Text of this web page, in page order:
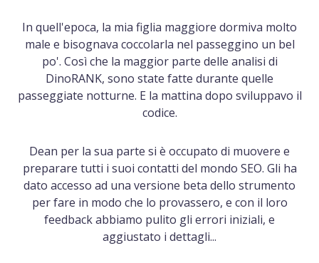
In quell'epoca, la mia figlia maggiore dormiva molto
male e bisognava coccolarla nel passeggino un bel
po'. Così che la maggior parte delle analisi di
DinoRANK, sono state fatte durante quelle
passeggiate notturne. E la mattina dopo sviluppavo il
codice.
Dean per la sua parte si è occupato di muovere e
preparare tutti i suoi contatti del mondo SEO. Gli ha
dato accesso ad una versione beta dello strumento
per fare in modo che lo provassero, e con il loro
feedback abbiamo pulito gli errori iniziali, e
aggiustato i dettagli...